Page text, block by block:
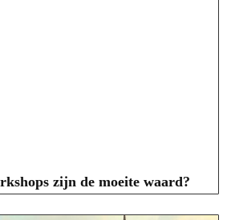
zijn de moeite waard?